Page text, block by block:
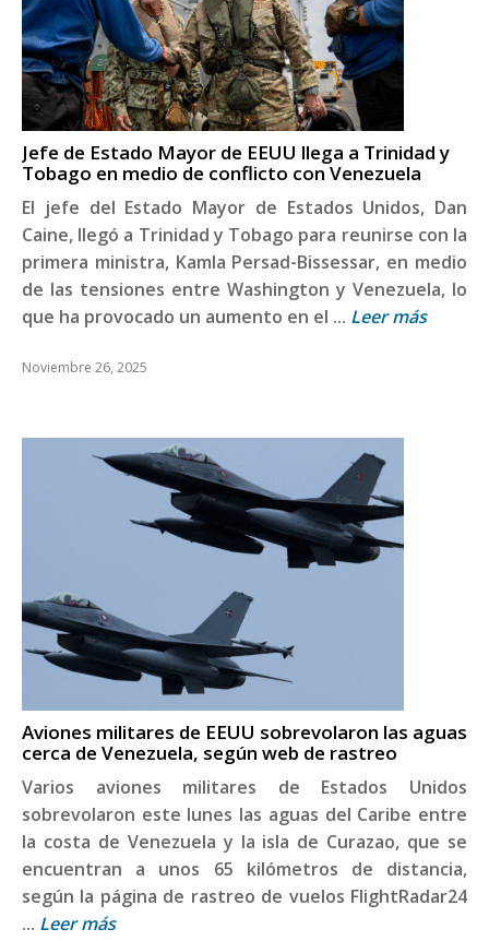
Jefe de Estado Mayor de EEUU llega a Trinidad y
Tobago en medio de conflicto con Venezuela
El jefe del Estado Mayor de Estados Unidos, Dan
Caine, llegó a Trinidad y Tobago para reunirse con la
primera ministra, Kamla Persad-Bissessar, en medio
de las tensiones entre Washington y Venezuela, lo
que ha provocado un aumento en el ... Leer más
Noviembre 26, 2025
Aviones militares de EEUU sobrevolaron las aguas
cerca de Venezuela, según web de rastreo
Varios aviones militares de Estados Unidos
sobrevolaron este lunes las aguas del Caribe entre
la costa de Venezuela y la isla de Curazao, que se
encuentran a unos 65 kilómetros de distancia,
según la página de rastreo de vuelos FlightRadar24
... Leer más